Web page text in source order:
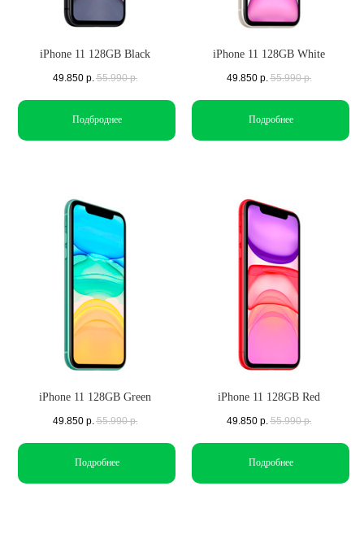
iPhone 11 128GB Black
49.850 р. 55.990 р.
Подброднее
iPhone 11 128GB White
49.850 р. 55.990 р.
Подробнее
iPhone 11 128GB Green
49.850 р. 55.990 р.
Подробнее
iPhone 11 128GB Red
49.850 р. 55.990 р.
Подробнее